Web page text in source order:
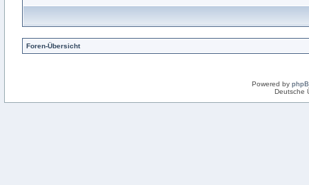
Foren-Übersicht
Powered by
Deutsche